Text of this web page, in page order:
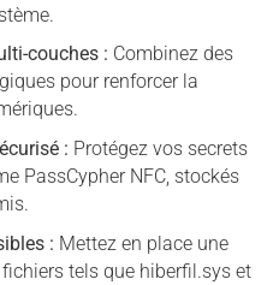
couches : Combinez des
pour renforcer la
: Protégez vos secrets
PassCypher NFC, stockés
: Mettez en place une
tels que hiberfil.sys et